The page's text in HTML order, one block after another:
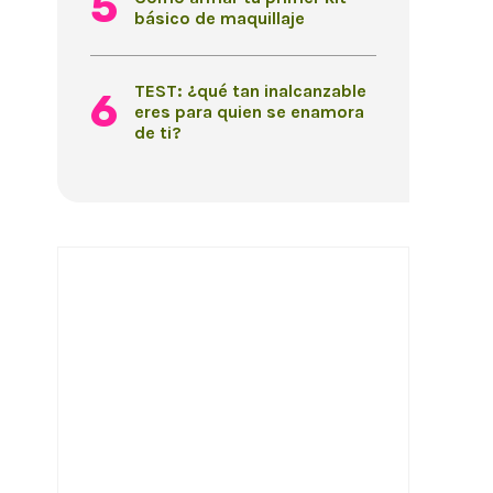
básico de maquillaje
TEST: ¿qué tan inalcanzable
eres para quien se enamora
de ti?